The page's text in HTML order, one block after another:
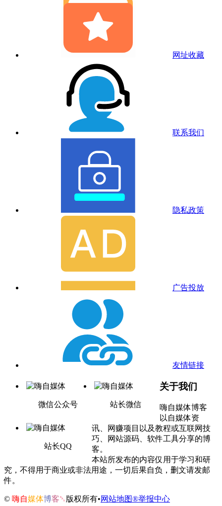
网址收藏
联系我们
隐私政策
广告投放
友情链接
微信公众号 站长微信
站长QQ
关于我们
嗨自媒体博客
以自媒体资
讯、网赚项目以及教程或互联网技
巧、网站源码、软件工具分享的博
客。
本站所发布的内容仅用于学习和研
究，不得用于商业或非法用途，一切后果自负，删文请发邮
件。
© 嗨自媒体博客␕版权所有•网站地图®举报中心